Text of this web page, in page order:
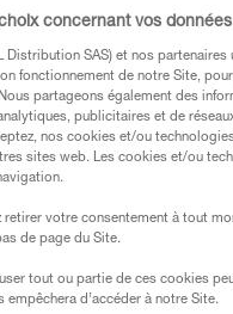
concernant vos données
Distribution SAS) et nos
fonctionnement de notre Site,
partageons également des
publicitaires et de
nos cookies et/ou
sites web. Les cookies et/ou
retirer votre consentement à tout
de page du Site.
tout ou partie de ces cookies
empêchera d’accéder à notre Site.